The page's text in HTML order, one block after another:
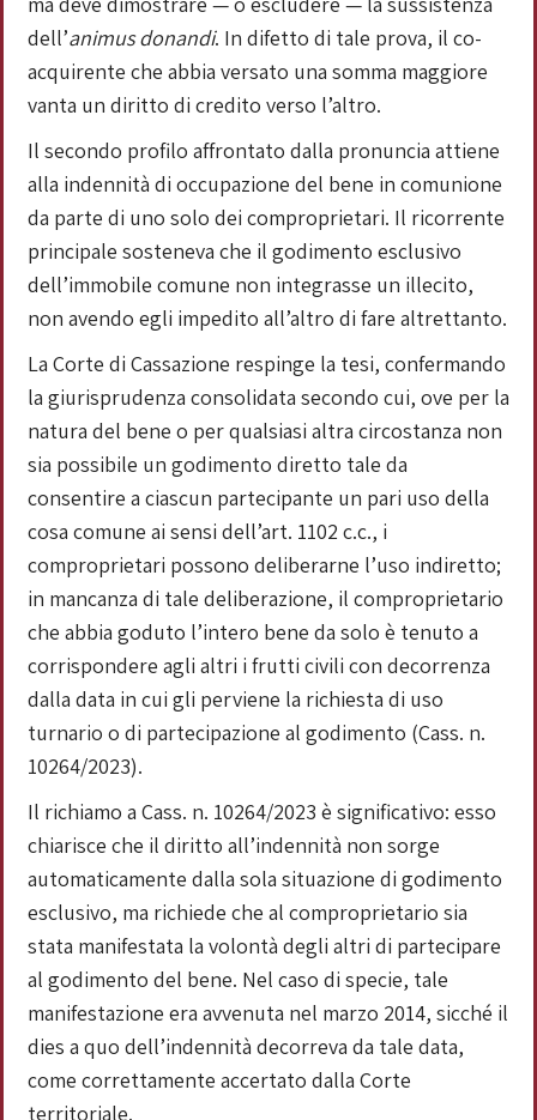
dell’animus donandi. In difetto di tale prova, il co-
acquirente che abbia versato una somma maggiore
vanta un diritto di credito verso l’altro.
Il secondo profilo affrontato dalla pronuncia attiene
alla indennità di occupazione del bene in comunione
da parte di uno solo dei comproprietari. Il ricorrente
principale sosteneva che il godimento esclusivo
dell’immobile comune non integrasse un illecito,
non avendo egli impedito all’altro di fare altrettanto.
La Corte di Cassazione respinge la tesi, confermando
la giurisprudenza consolidata secondo cui, ove per la
natura del bene o per qualsiasi altra circostanza non
sia possibile un godimento diretto tale da
consentire a ciascun partecipante un pari uso della
cosa comune ai sensi dell’art. 1102 c.c., i
comproprietari possono deliberarne l’uso indiretto;
in mancanza di tale deliberazione, il comproprietario
che abbia goduto l’intero bene da solo è tenuto a
corrispondere agli altri i frutti civili con decorrenza
dalla data in cui gli perviene la richiesta di uso
turnario o di partecipazione al godimento (Cass. n.
10264/2023).
Il richiamo a Cass. n. 10264/2023 è significativo: esso
chiarisce che il diritto all’indennità non sorge
automaticamente dalla sola situazione di godimento
esclusivo, ma richiede che al comproprietario sia
stata manifestata la volontà degli altri di partecipare
al godimento del bene. Nel caso di specie, tale
manifestazione era avvenuta nel marzo 2014, sicché il
dies a quo dell’indennità decorreva da tale data,
come correttamente accertato dalla Corte
territoriale.